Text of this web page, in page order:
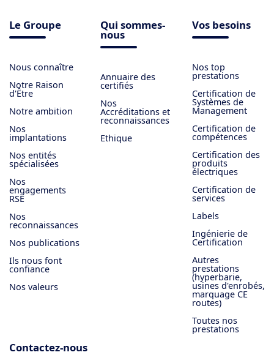
Le Groupe
Nous connaître
Notre Raison
d'Être
Notre ambition
Nos
implantations
Nos entités
spécialisées
Nos
engagements
RSE
Nos
reconnaissances
Nos publications
Ils nous font
confiance
Nos valeurs
Qui sommes-
nous
Annuaire des
certifiés
Nos
Accréditations et
reconnaissances
Ethique
Vos besoins
Nos top
prestations
Certification de
Systèmes de
Management
Certification de
compétences
Certification des
produits
électriques
Certification de
services
Labels
Ingénierie de
Certification
Autres
prestations
(hyperbarie,
usines d'enrobés,
marquage CE
routes)
Toutes nos
prestations
Contactez-nous